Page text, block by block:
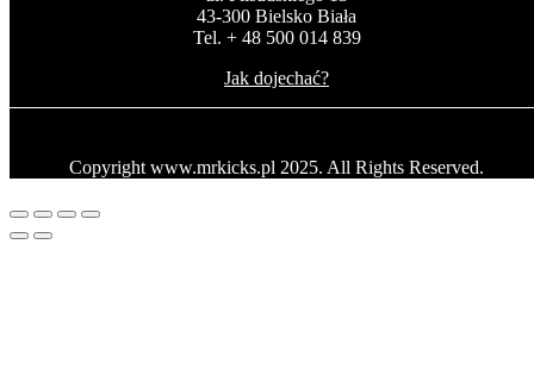
43-300 Bielsko Biała
Tel. + 48 500 014 839
Jak dojechać?
Copyright www.mrkicks.pl 2025. All Rights Reserved.